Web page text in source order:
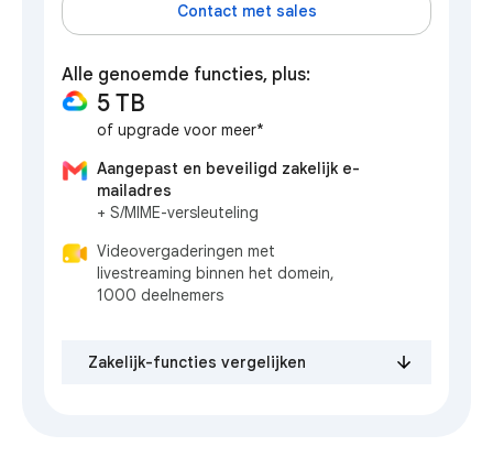
Contact met sales
Alle genoemde functies, plus:
5 TB
of upgrade voor meer*
Aangepast en beveiligd zakelijk e-
mailadres
+ S/MIME-versleuteling
Videovergaderingen met
livestreaming binnen het domein,
1000 deelnemers
Zakelijk-functies vergelijken